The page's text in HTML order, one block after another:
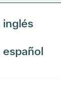
inglés